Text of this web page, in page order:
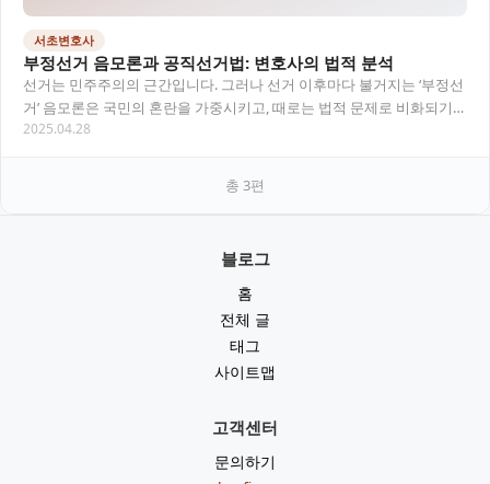
서초변호사
부정선거 음모론과 공직선거법: 변호사의 법적 분석
선거는 민주주의의 근간입니다. 그러나 선거 이후마다 불거지는 ‘부정선
거’ 음모론은 국민의 혼란을 가중시키고, 때로는 법적 문제로 비화되기도
합니다. 이번 글에서는 부정선거 주장의…
2025.04.28
총 3편
블로그
홈
전체 글
태그
사이트맵
고객센터
문의하기